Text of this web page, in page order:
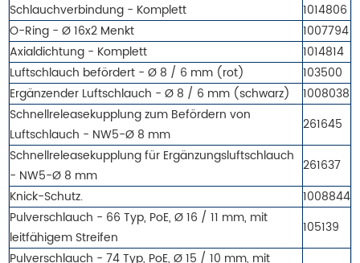
Schlauchverbindung - Komplett
1014806
O-Ring - Ø 16x2 Menkt
1007794
Axialdichtung - Komplett
1014814
Luftschlauch befördert - Ø 8 / 6 mm (rot)
103500
Ergänzender Luftschlauch - Ø 8 / 6 mm (schwarz)
1008038
Schnellreleasekupplung zum Befördern von
Luftschlauch - NW5-Ø 8 mm
261645
Schnellreleasekupplung für Ergänzungsluftschlauch
- NW5-Ø 8 mm
261637
Knick-Schutz.
1008844
Pulverschlauch - 66 Typ, PoE, Ø 16 / 11 mm, mit
leitfähigem Streifen
105139
Pulverschlauch - 74 Typ, PoE, Ø 15 / 10 mm, mit